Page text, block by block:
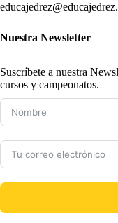
Nuestra Newsletter
Suscríbete a nuestra
cursos y campeonatos.